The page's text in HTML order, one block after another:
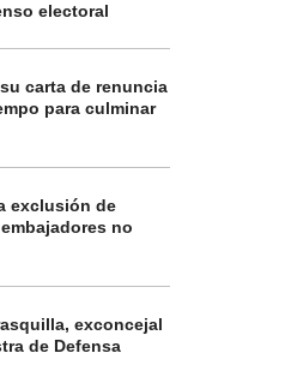
electoral
carta de renuncia
para culminar
exclusión de
no
exconcejal
de Defensa